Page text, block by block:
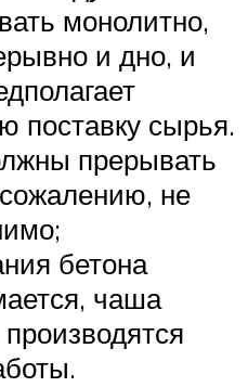
монолитно,
и дно, и
поставку сырья.
прерывать
не
бетона
чаша